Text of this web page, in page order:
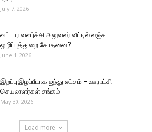
July 7, 2026
வட்டார வளர்ச்சி அலுவலர் வீட்டில் லஞ்ச
ஒழிப்புத்துறை சோதனை?
June 1, 2026
இறப்பு இழப்பீடாக ஐந்து லட்சம் – ஊராட்சி
செயலாளர்கள் சங்கம்
May 30, 2026
Load more